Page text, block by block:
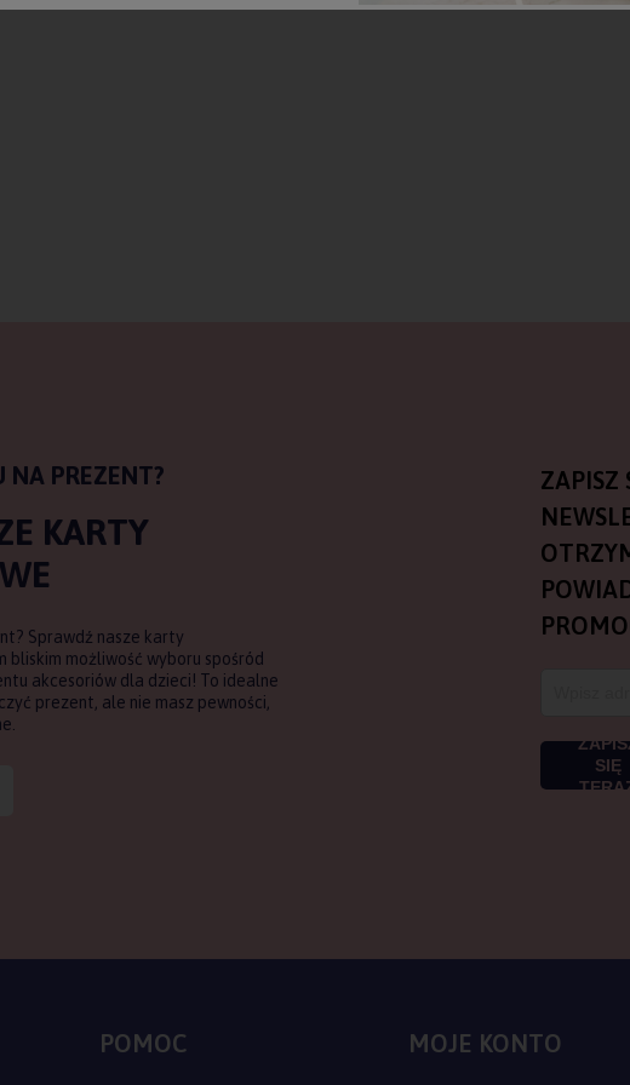
NA PREZENT?
KARTY
Sprawdź nasze karty
bliskim możliwość wyboru spośród
akcesoriów dla dzieci! To idealne
prezent, ale nie masz pewności,
ZAPISZ
SIĘ
POMOC MOJE KONTO